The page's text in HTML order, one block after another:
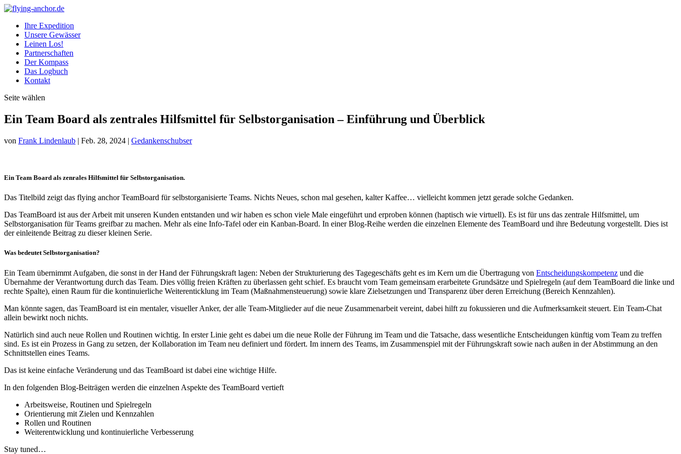
Ihre Expedition
Unsere Gewässer
Leinen Los!
Partnerschaften
Der Kompass
Das Logbuch
Kontakt
Seite wählen
Ein Team Board als zentrales Hilfsmittel für Selbstorganisation – Einführung und Überblick
von Frank Lindenlaub | Feb. 28, 2024 | Gedankenschubser
Ein Team Board als zenrales Hilfsmittel für Selbstorganisation.
Das Titelbild zeigt das flying anchor TeamBoard für selbstorganisierte Teams. Nichts Neues, schon mal gesehen, kalter Kaffee… vielleicht kommen jetzt gerade solche Gedanken.
Das TeamBoard ist aus der Arbeit mit unseren Kunden entstanden und wir haben es schon viele Male eingeführt und erproben können (haptisch wie virtuell). Es ist für uns das zentrale Hilfsmittel, um
Selbstorganisation für Teams greifbar zu machen. Mehr als eine Info-Tafel oder ein Kanban-Board. In einer Blog-Reihe werden die einzelnen Elemente des TeamBoard und ihre Bedeutung vorgestellt. Dies ist
der einleitende Beitrag zu dieser kleinen Serie.
Was bedeutet Selbstorganisation?
Ein Team übernimmt Aufgaben, die sonst in der Hand der Führungskraft lagen: Neben der Strukturierung des Tagegeschäfts geht es im Kern um die Übertragung von Entscheidungskompetenz und die
Übernahme der Verantwortung durch das Team. Dies völlig freien Kräften zu überlassen geht schief. Es braucht vom Team gemeinsam erarbeitete Grundsätze und Spielregeln (auf dem TeamBoard die linke und
rechte Spalte), einen Raum für die kontinuierliche Weiterenticklung im Team (Maßnahmensteuerung) sowie klare Zielsetzungen und Transparenz über deren Erreichung (Bereich Kennzahlen).
Man könnte sagen, das TeamBoard ist ein mentaler, visueller Anker, der alle Team-Mitglieder auf die neue Zusammenarbeit vereint, dabei hilft zu fokussieren und die Aufmerksamkeit steuert. Ein Team-Chat
allein bewirkt noch nichts.
Natürlich sind auch neue Rollen und Routinen wichtig. In erster Linie geht es dabei um die neue Rolle der Führung im Team und die Tatsache, dass wesentliche Entscheidungen künftig vom Team zu treffen
sind. Es ist ein Prozess in Gang zu setzen, der Kollaboration im Team neu definiert und fördert. Im innern des Teams, im Zusammenspiel mit der Führungskraft sowie nach außen in der Abstimmung an den
Schnittstellen eines Teams.
Das ist keine einfache Veränderung und das TeamBoard ist dabei eine wichtige Hilfe.
In den folgenden Blog-Beiträgen werden die einzelnen Aspekte des TeamBoard vertieft
Arbeitsweise, Routinen und Spielregeln
Orientierung mit Zielen und Kennzahlen
Rollen und Routinen
Weiterentwicklung und kontinuierliche Verbesserung
Stay tuned…